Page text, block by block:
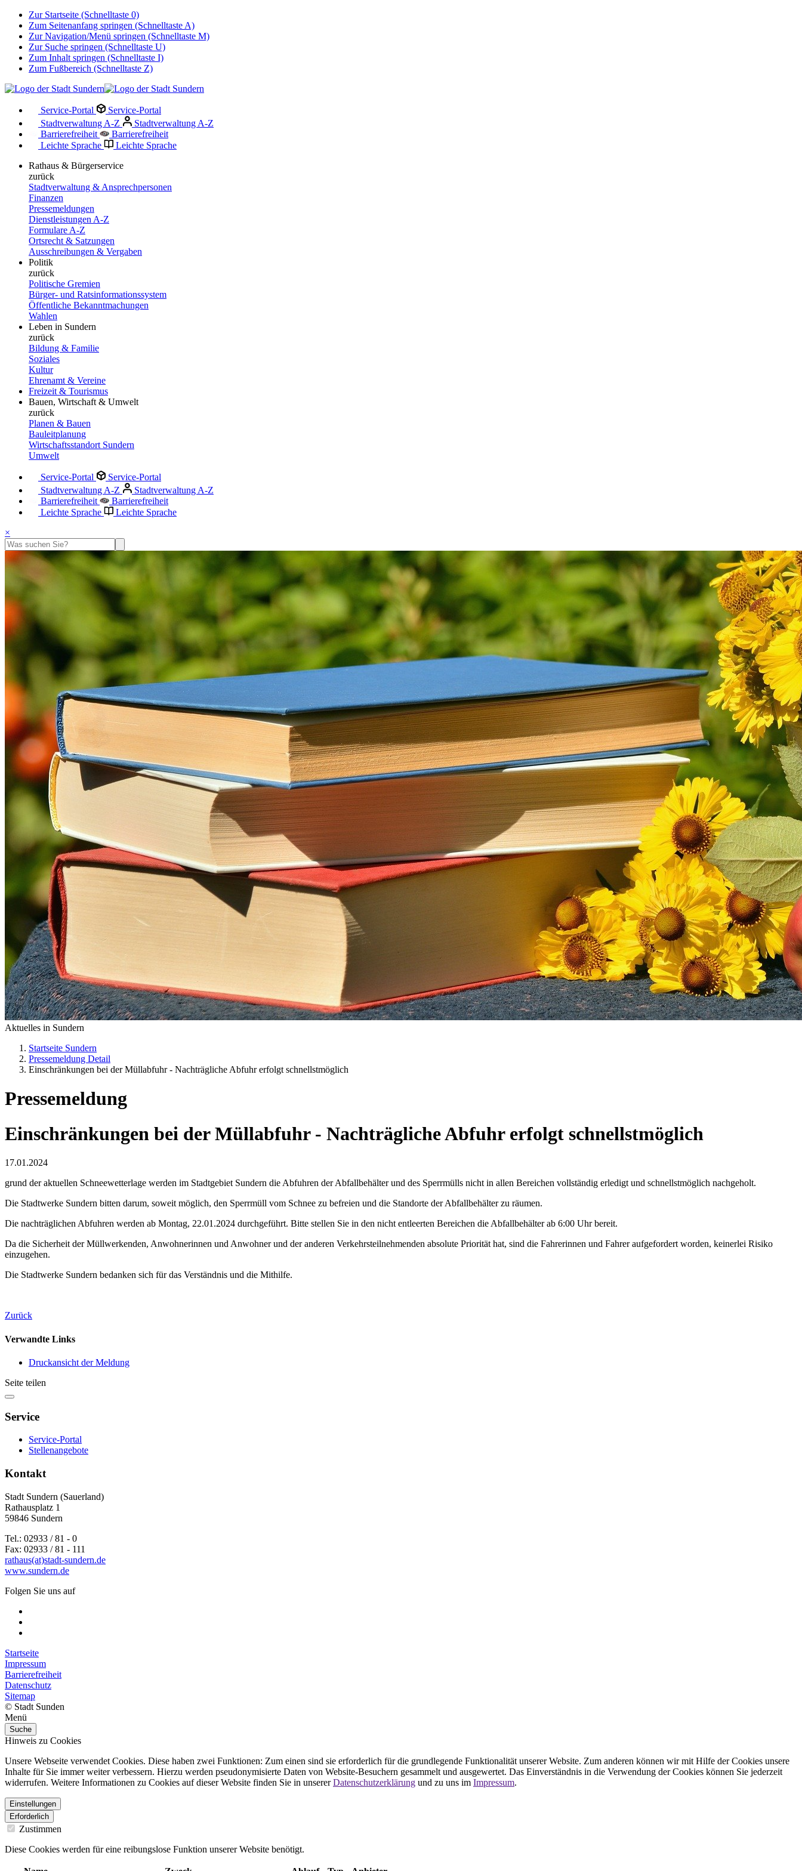
Zur Startseite (Schnelltaste 0)
Zum Seitenanfang springen (Schnelltaste A)
Zur Navigation/Menü springen (Schnelltaste M)
Zur Suche springen (Schnelltaste U)
Zum Inhalt springen (Schnelltaste I)
Zum Fußbereich (Schnelltaste Z)
Service-Portal
Service-Portal
Stadtverwaltung A-Z
Stadtverwaltung A-Z
Barrierefreiheit
Barrierefreiheit
Leichte Sprache
Leichte Sprache
Rathaus & Bürgerservice
zurück
Stadtverwaltung & Ansprechpersonen
Finanzen
Pressemeldungen
Dienstleistungen A-Z
Formulare A-Z
Ortsrecht & Satzungen
Ausschreibungen & Vergaben
Politik
zurück
Politische Gremien
Bürger- und Ratsinformationssystem
Öffentliche Bekanntmachungen
Wahlen
Leben in Sundern
zurück
Bildung & Familie
Soziales
Kultur
Ehrenamt & Vereine
Freizeit & Tourismus
Bauen, Wirtschaft & Umwelt
zurück
Planen & Bauen
Bauleitplanung
Wirtschaftsstandort Sundern
Umwelt
Service-Portal
Service-Portal
Stadtverwaltung A-Z
Stadtverwaltung A-Z
Barrierefreiheit
Barrierefreiheit
Leichte Sprache
Leichte Sprache
×
Aktuelles in Sundern
Startseite Sundern
Pressemeldung Detail
Einschränkungen bei der Müllabfuhr - Nachträgliche Abfuhr erfolgt schnellstmöglich
Pressemeldung
Einschränkungen bei der Müllabfuhr - Nachträgliche Abfuhr erfolgt schnellstmöglich
17.01.2024
grund der aktuellen Schneewetterlage werden im Stadtgebiet Sundern die Abfuhren der Abfallbehälter und des Sperrmülls nicht in allen Bereichen vollständig erledigt und schnellstmöglich nachgeholt.
Die Stadtwerke Sundern bitten darum, soweit möglich, den Sperrmüll vom Schnee zu befreien und die Standorte der Abfallbehälter zu räumen.
Die nachträglichen Abfuhren werden ab Montag, 22.01.2024 durchgeführt. Bitte stellen Sie in den nicht entleerten Bereichen die Abfallbehälter ab 6:00 Uhr bereit.
Da die Sicherheit der Müllwerkenden, Anwohnerinnen und Anwohner und der anderen Verkehrsteilnehmenden absolute Priorität hat, sind die Fahrerinnen und Fahrer aufgefordert worden, keinerlei Risiko
einzugehen.
Die Stadtwerke Sundern bedanken sich für das Verständnis und die Mithilfe.
Zurück
Verwandte Links
Druckansicht der Meldung
Seite teilen
Service
Service-Portal
Stellenangebote
Kontakt
Stadt Sundern (Sauerland)
Rathausplatz 1
59846 Sundern
Tel.: 02933 / 81 - 0
Fax: 02933 / 81 - 111
rathaus(at)stadt-sundern.de
www.sundern.de
Folgen Sie uns auf
Startseite
Impressum
Barrierefreiheit
Datenschutz
Sitemap
© Stadt Sunden
Menü
Suche
Hinweis zu Cookies
Unsere Webseite verwendet Cookies. Diese haben zwei Funktionen: Zum einen sind sie erforderlich für die grundlegende Funktionalität unserer Website. Zum anderen können wir mit Hilfe der Cookies unsere
Inhalte für Sie immer weiter verbessern. Hierzu werden pseudonymisierte Daten von Website-Besuchern gesammelt und ausgewertet. Das Einverständnis in die Verwendung der Cookies können Sie jederzeit
widerrufen. Weitere Informationen zu Cookies auf dieser Website finden Sie in unsererDatenschutzerklärung und zu uns im Impressum.
Einstellungen
Erforderlich
Zustimmen
Diese Cookies werden für eine reibungslose Funktion unserer Website benötigt.